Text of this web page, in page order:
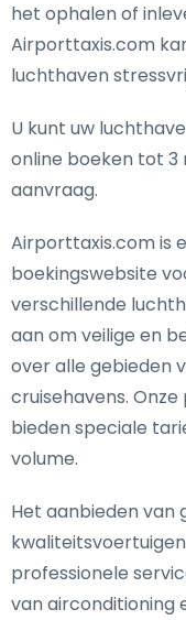
het ophalen of
Airporttaxis.com
luchthaven
U kunt uw
online boeken tot
aanvraag.
Airporttaxis.com is
boekingswebsite
verschillende
aan om veilige en
over alle gebieden
cruisehavens.
bieden speciale
volume.
Het aanbieden van
professionele
van airconditioning